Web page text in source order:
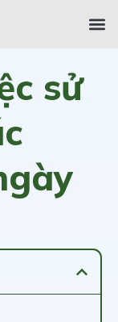
sử